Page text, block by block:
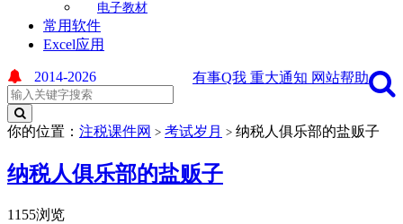
电子教材
常用软件
Excel应用
有事Q我 重大通知 网站帮助
2014-2026
你的位置： 注税课件网 > 考试岁月 > 纳税人俱乐部的盐贩子
纳税人俱乐部的盐贩子
1155浏览